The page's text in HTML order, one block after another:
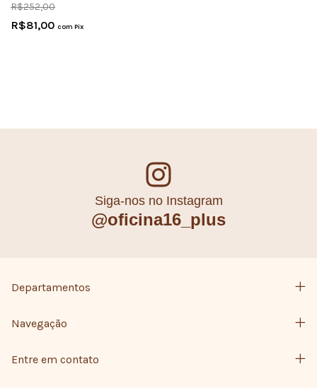
R$252,00
R$81,00 com Pix
Siga-nos no Instagram
@oficina16_plus
Departamentos
Navegação
Entre em contato